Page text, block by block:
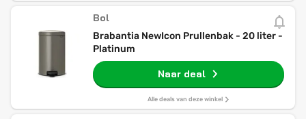
Bol
Brabantia NewIcon Prullenbak - 20 liter -
Platinum
Naar deal
Alle deals van deze winkel